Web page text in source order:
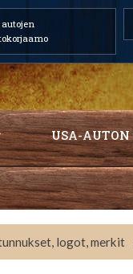
autojen
USA-AUTON
logot, merkit